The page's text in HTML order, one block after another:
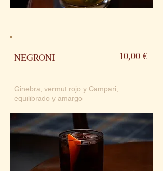
NEGRONI 10,00 €
Ginebra, vermut rojo y Campari,
equilibrado y amargo